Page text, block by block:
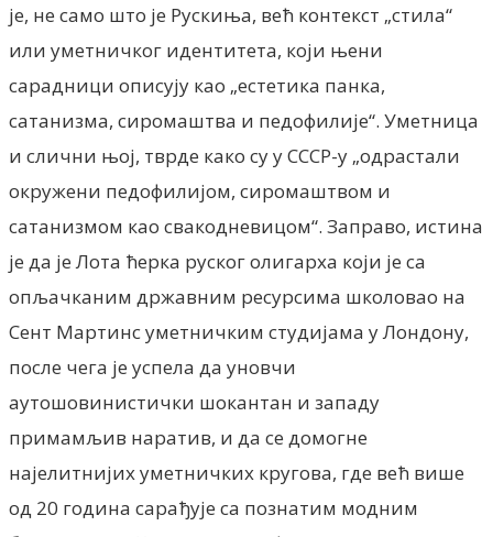
је, не само што је Рускиња, већ контекст „стила“
или уметничког идентитета, који њени
сарадници описују као „естетика панка,
сатанизма, сиромаштва и педофилије“. Уметница
и слични њој, тврде како су у СССР-у „одрастали
окружени педофилијом, сиромаштвом и
сатанизмом као свакодневицом“. Заправо, истина
је да је Лота ћерка руског олигарха који је са
опљачканим државним ресурсима школовао на
Сент Мартинс уметничким студијама у Лондону,
после чега је успела да уновчи
аутошовинистички шокантан и западу
примамљив наратив, и да се домогне
најелитнијих уметничких кругова, где већ више
од 20 година сарађује са познатим модним